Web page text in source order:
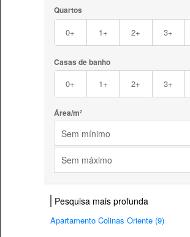
Quartos
0+ 1+ 2+ 3+
Casas de banho
0+ 1+ 2+ 3+
Área/m²
Sem mínimo
Sem máximo
Pesquisa mais profunda
Apartamento Colinas Oriente (9)